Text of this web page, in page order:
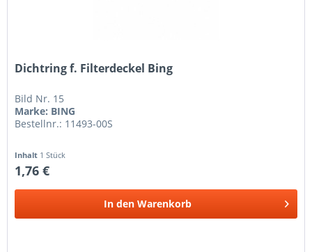
Dichtring f. Filterdeckel Bing
Bild Nr. 15
Marke: BING
Bestellnr.: 11493-00S
Inhalt 1 Stück
1,76 €
In den Warenkorb